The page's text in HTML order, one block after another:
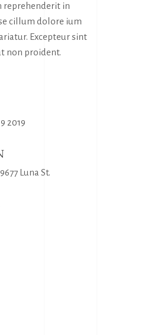
reprehenderit in
cillum dolore ium
Excepteur sint
non proident.
2019
Luna St.